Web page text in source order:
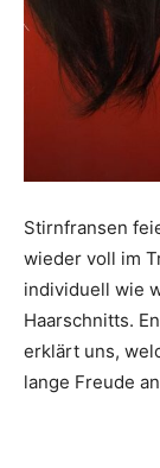
Stirnfransen
wieder voll im
individuell wie
Haarschnitts.
erklärt uns,
lange Freude